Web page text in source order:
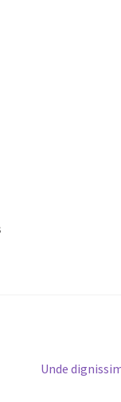
Next
Unde